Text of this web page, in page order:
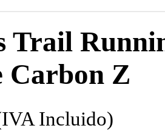
Trail
Carbon Z
Incluido)